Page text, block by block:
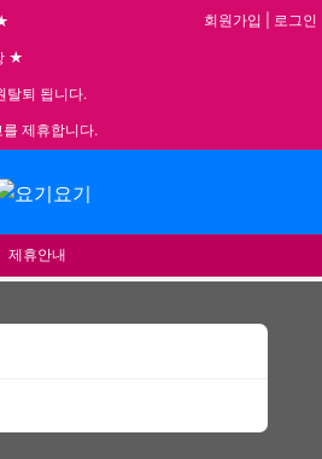
★
탈퇴 됩니다.
제휴합니다.
회원가입 로그인
제휴안내